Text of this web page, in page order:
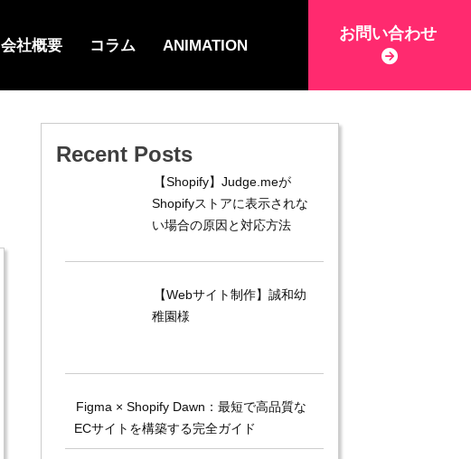
会社概要 コラム ANIMATION
お問い合わせ
Recent Posts
【Shopify】Judge.meが
Shopifyストアに表示されな
い場合の原因と対応方法
【Webサイト制作】誠和幼
稚園様
Figma × Shopify Dawn：最短で高品質な
ECサイトを構築する完全ガイド